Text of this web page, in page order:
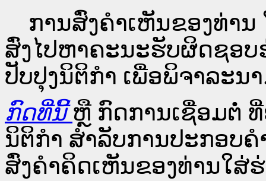
ການສົ່ງຄໍາເຫັນຂອງທ່ານ
ສົ່ງໄປຫາຄະນະຮັບຜິດຊອບ
ປັບປຸງນິຕິກຳ ເພື່ອພິຈາລະນ
ກົດທີ່ນີ້ ຫຼື ກົດການເຊື່ອມຕໍ່ ທີ່
ນິຕິກໍາ ສໍາລັບການປະກອບ
ສົ່ງຄຳຄິດເຫັນຂອງທ່ານໃສ່